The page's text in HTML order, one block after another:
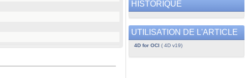
HISTORIQUE
UTILISATION DE L'ARTICLE
4D for OCI ( 4D v19)